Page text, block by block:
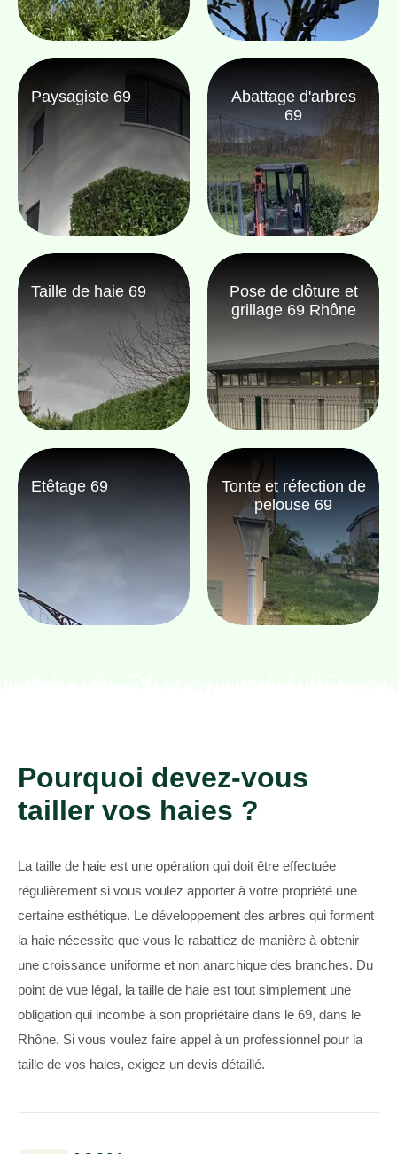
Paysagiste 69
Abattage d'arbres
69
Taille de haie 69
Pose de clôture et
grillage 69 Rhône
Etêtage 69
Tonte et réfection de
pelouse 69
Pourquoi devez-vous
tailler vos haies ?
La taille de haie est une opération qui doit être effectuée
régulièrement si vous voulez apporter à votre propriété une
certaine esthétique. Le développement des arbres qui forment
la haie nécessite que vous le rabattiez de manière à obtenir
une croissance uniforme et non anarchique des branches. Du
point de vue légal, la taille de haie est tout simplement une
obligation qui incombe à son propriétaire dans le 69, dans le
Rhône. Si vous voulez faire appel à un professionnel pour la
taille de vos haies, exigez un devis détaillé.